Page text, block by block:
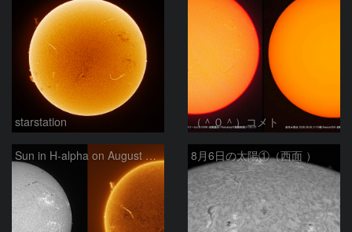
starstation （＾０＾）コメト
Sun in H-alpha on August 6, 2026 8月6日の太陽①（西面 ）